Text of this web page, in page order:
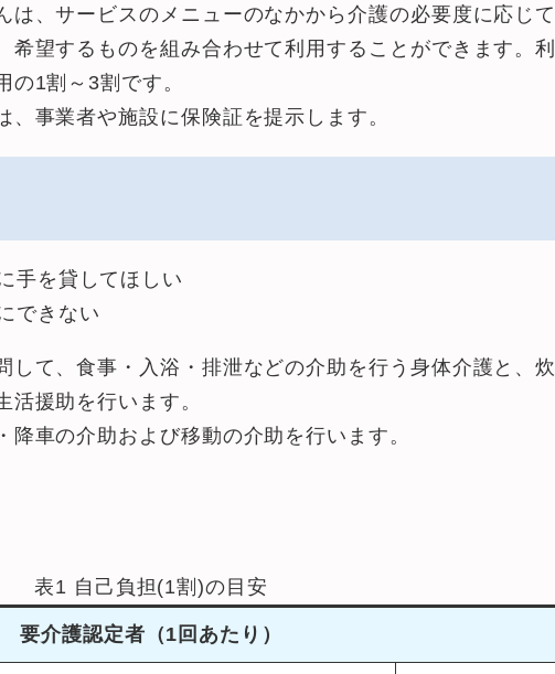
は、サービスのメニューのなかから介護の必要度に応じて
希望するものを組み合わせて利用することができます。利
の1割～3割です。
事業者や施設に保険証を提示します。
手を貸してほしい
できない
して、食事・入浴・排泄などの介助を行う身体介護と、炊
援助を行います。
降車の介助および移動の介助を行います。
表1 自己負担(1割)の目安
要介護認定者（1回あたり）